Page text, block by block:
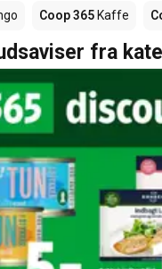
Coop 365 Kaffe
fra